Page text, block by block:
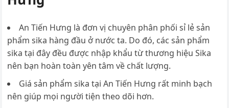
An Tiến Hưng là đơn vị chuyên phân phối sỉ lẻ sản
phẩm sika hàng đầu ở nước ta. Do đó, các sản phẩm
sika tại đây đều được nhập khẩu từ thương hiệu Sika
nên bạn hoàn toàn yên tâm về chất lượng.
Giá sản phẩm sika tại An Tiến Hưng rất minh bạch
nên giúp mọi người tiện theo dõi hơn.